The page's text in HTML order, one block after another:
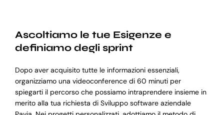
Ascoltiamo le tue Esigenze e
definiamo degli sprint
Dopo aver acquisito tutte le informazioni essenziali,
organizziamo una videoconference di 60 minuti per
spiegarti il percorso che possiamo intraprendere insieme in
merito alla tua richiesta di Sviluppo software aziendale